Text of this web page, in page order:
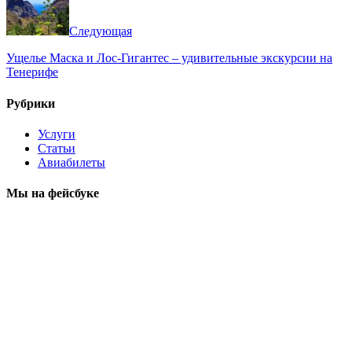
Следующая
Ущелье Маска и Лос-Гигантес – удивительные экскурсии на
Тенерифе
Рубрики
Услуги
Статьи
Авиабилеты
Мы на фейсбуке